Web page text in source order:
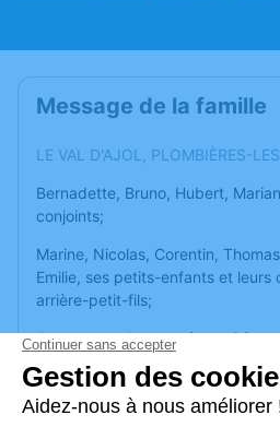
Message de la famille
LE VAL D'AJOL, PLOMBIÈRES-
Bernadette, Bruno, Hubert,
conjoints;
Marine, Nicolas, Corentin,
Emilie, ses petits-enfants et leurs
arrière-petit-fils;
Claude, Martial, André, ses frères;
Et toute la parenté;
ont la tristesse de vous faire part